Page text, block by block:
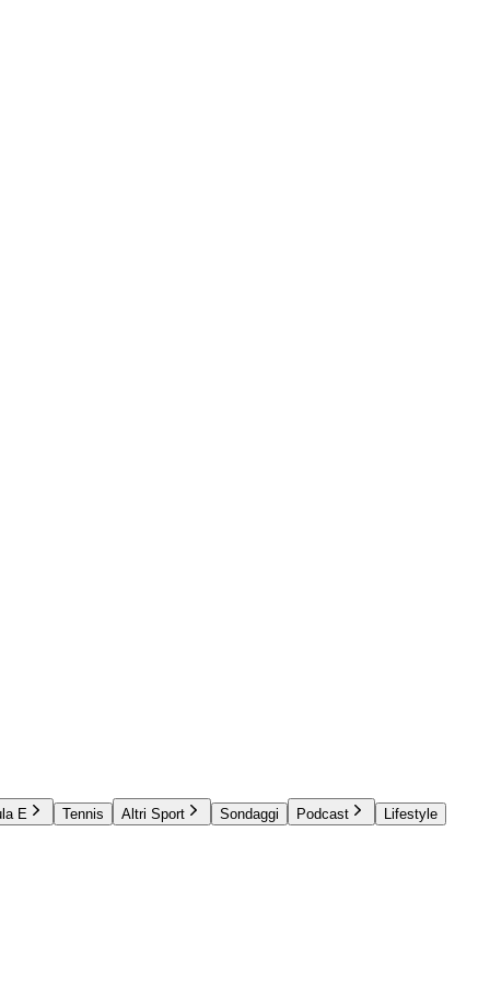
E Tennis Altri Sport Sondaggi Podcast Lifestyle